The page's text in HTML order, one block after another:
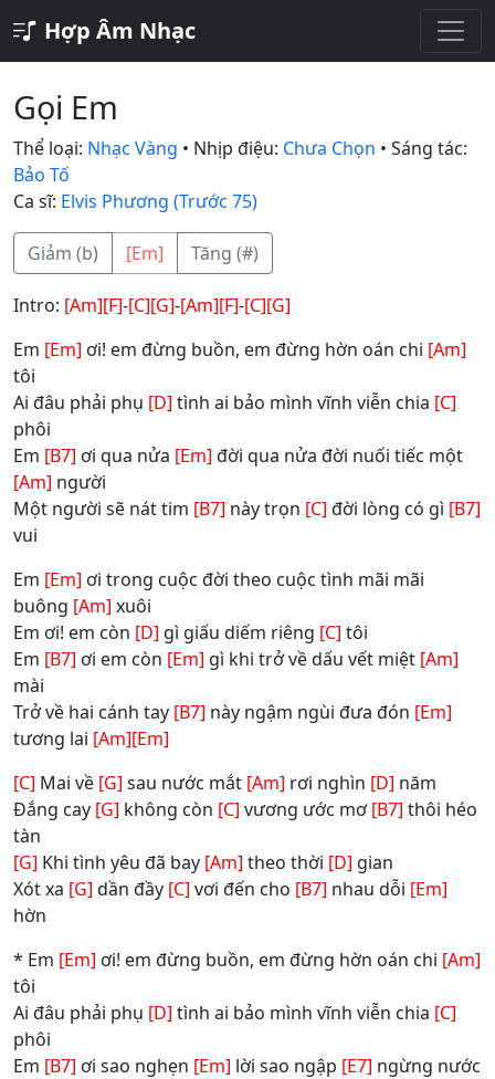
Hợp Âm Nhạc
Gọi Em
Thể loại: Nhạc Vàng • Nhịp điệu: Chưa Chọn • Sáng tác:
Bảo Tố
Ca sĩ: Elvis Phương (Trước 75)
Giảm (b) [Em] Tăng (#)
Intro: [Am][F]-[C][G]-[Am][F]-[C][G]
Em [Em] ơi! em đừng buồn, em đừng hờn oán chi [Am]
tôi
Ai đâu phải phụ [D] tình ai bảo mình vĩnh viễn chia [C]
phôi
Em [B7] ơi qua nửa [Em] đời qua nửa đời nuối tiếc một
[Am] người
Một người sẽ nát tim [B7] này trọn [C] đời lòng có gì [B7]
vui
Em [Em] ơi trong cuộc đời theo cuộc tình mãi mãi
buông [Am] xuôi
Em ơi! em còn [D] gì giấu diếm riêng [C] tôi
Em [B7] ơi em còn [Em] gì khi trở về dấu vết miệt [Am]
mài
Trở về hai cánh tay [B7] này ngậm ngùi đưa đón [Em]
tương lai [Am][Em]
[C] Mai về [G] sau nước mắt [Am] rơi nghìn [D] năm
Đắng cay [G] không còn [C] vương ước mơ[B7] thôi héo
tàn
[G] Khi tình yêu đã bay [Am] theo thời [D] gian
Xót xa [G] dần đầy [C] vơi đến cho [B7] nhau dỗi [Em]
hờn
* Em [Em] ơi! em đừng buồn, em đừng hờn oán chi [Am]
tôi
Ai đâu phải phụ [D] tình ai bảo mình vĩnh viễn chia [C]
phôi
Em [B7] ơi sao nghẹn [Em] lời sao ngập [E7] ngừng nước